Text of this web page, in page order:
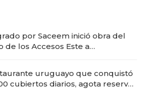
por Saceem inició obra del
de los Accesos Este a
uruguayo que conquistó
cubiertos diarios, agota reservas